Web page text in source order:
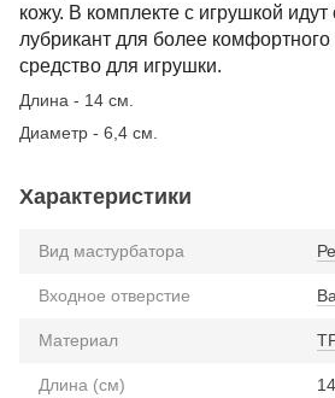
кожу. В комплекте с игрушкой
лубрикант для более
средство для игрушки.
Длина - 14 см.
Диаметр - 6,4 см.
Характеристики
Вид мастурбатора
Входное отверстие
Материал
Длина (см)